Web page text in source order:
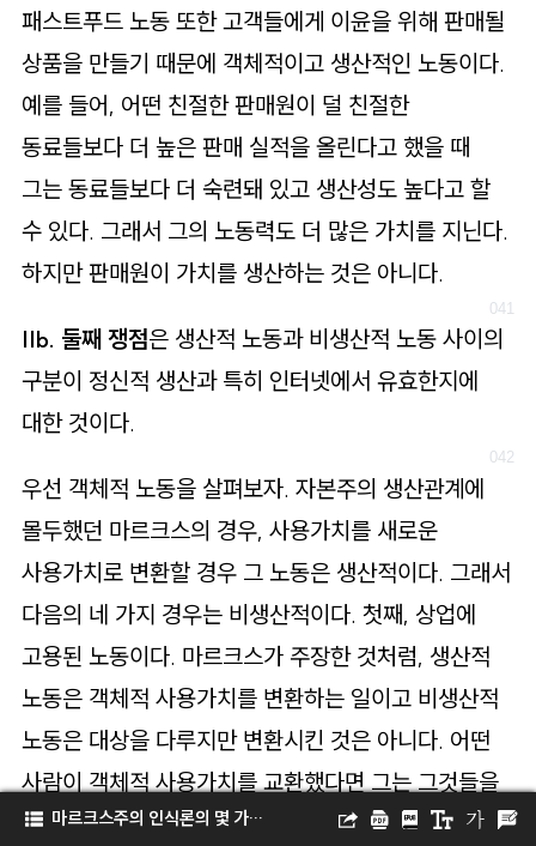
패스트푸드 노동 또한 고객들에게 이윤을 위해 판매될
상품을 만들기 때문에 객체적이고 생산적인 노동이다.
예를 들어, 어떤 친절한 판매원이 덜 친절한
동료들보다 더 높은 판매 실적을 올린다고 했을 때
그는 동료들보다 더 숙련돼 있고 생산성도 높다고 할
수 있다. 그래서 그의 노동력도 더 많은 가치를 지닌다.
하지만 판매원이 가치를 생산하는 것은 아니다.
IIb. 둘째 쟁점은 생산적 노동과 비생산적 노동 사이의
구분이 정신적 생산과 특히 인터넷에서 유효한지에
대한 것이다.
우선 객체적 노동을 살펴보자. 자본주의 생산관계에
몰두했던 마르크스의 경우, 사용가치를 새로운
사용가치로 변환할 경우 그 노동은 생산적이다. 그래서
다음의 네 가지 경우는 비생산적이다. 첫째, 상업에
고용된 노동이다. 마르크스가 주장한 것처럼, 생산적
노동은 객체적 사용가치를 변환하는 일이고 비생산적
노동은 대상을 다루지만 변환시킨 것은 아니다. 어떤
사람이 객체적 사용가치를 교환했다면 그는 그것들을
변환시킬 수 없다. 둘째, 금융 또는 투기 관련 산업에
마르크스주의 인식론의 몇 가지 요소들